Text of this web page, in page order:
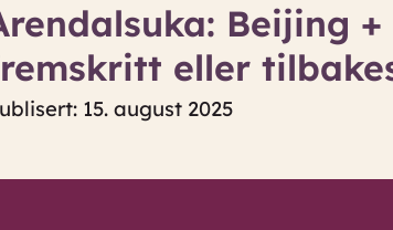
Beijing
eller
15. august 2025